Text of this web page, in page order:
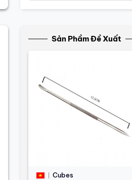
Sản Phầm Đề Xuất
Cubes